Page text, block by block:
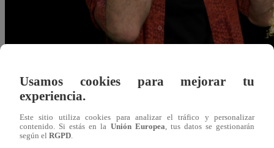
Mgallardo@latina.pe
14 de abril 2026
En la nueva temporada de “ Yo Soy
“, ha llegado la hora
Usamos cookies para mejorar tu
experiencia.
Este sitio utiliza cookies para analizar el tráfico y personalizar
contenido. Si estás en la Unión Europea, tus datos se gestionarán
según el RGPD.